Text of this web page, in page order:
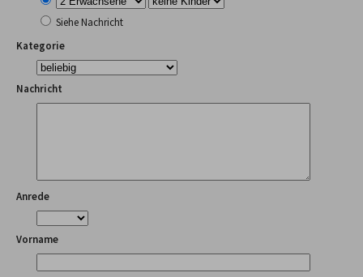
Siehe Nachricht
Kategorie
Nachricht
Anrede
Vorname